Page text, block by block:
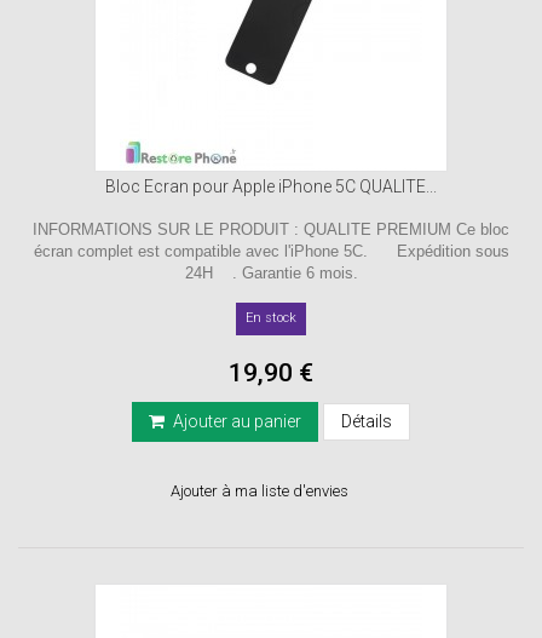
Bloc Ecran pour Apple iPhone 5C QUALITE...
INFORMATIONS SUR LE PRODUIT : QUALITE PREMIUM Ce bloc
écran complet est compatible avec l'iPhone 5C. Expédition sous
24H . Garantie 6 mois.
En stock
19,90 €
Ajouter au panier Détails
Ajouter à ma liste d'envies